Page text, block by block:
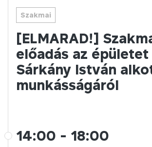
Szakmai
[ELMARAD!]
előadás az
Sárkány István
munkásságáról
14:00 - 18:00